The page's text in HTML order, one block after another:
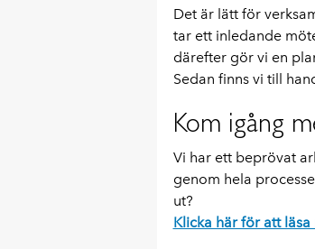
Det är lätt för
tar ett inledande
därefter gör vi en
Sedan finns vi till
Kom igång
Vi har ett beprövat
genom hela
ut?
Klicka här för att